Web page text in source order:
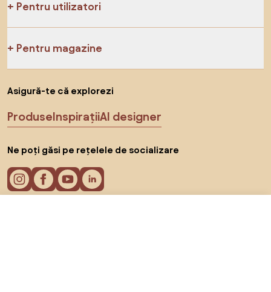
Pentru utilizatori
Pentru magazine
Asigură-te că explorezi
ProduseInspirațiiAI designer
Ne poți găsi pe rețelele de socializare